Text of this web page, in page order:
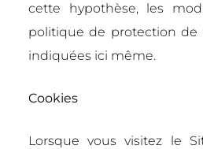
cette hypothèse, les
politique de protection de
indiquées ici même.
Cookies
Lorsque vous visitez le